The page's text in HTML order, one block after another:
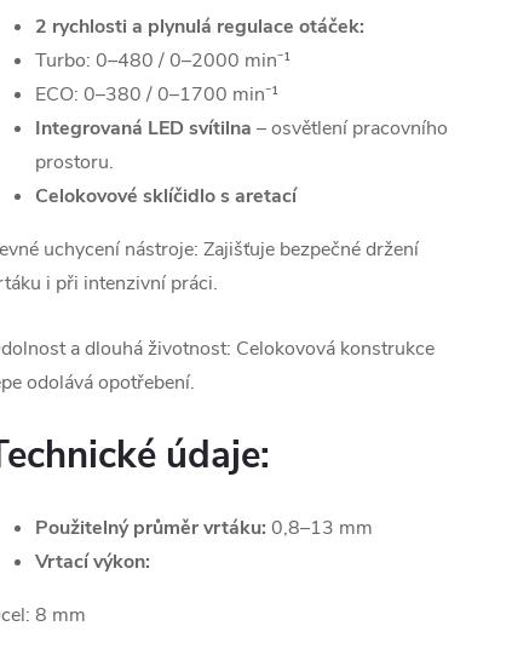
2 rychlosti a plynulá regulace otáček:
Turbo: 0–480 / 0–2000 min⁻¹
ECO: 0–380 / 0–1700 min⁻¹
Integrovaná LED svítilna – osvětlení pracovního
prostoru.
Celokovové sklíčidlo s aretací
uchycení nástroje: Zajišťuje bezpečné držení
i při intenzivní práci.
a dlouhá životnost: Celokovová konstrukce
odolává opotřebení.
údaje:
Použitelný průměr vrtáku: 0,8–13 mm
Vrtací výkon:
8 mm